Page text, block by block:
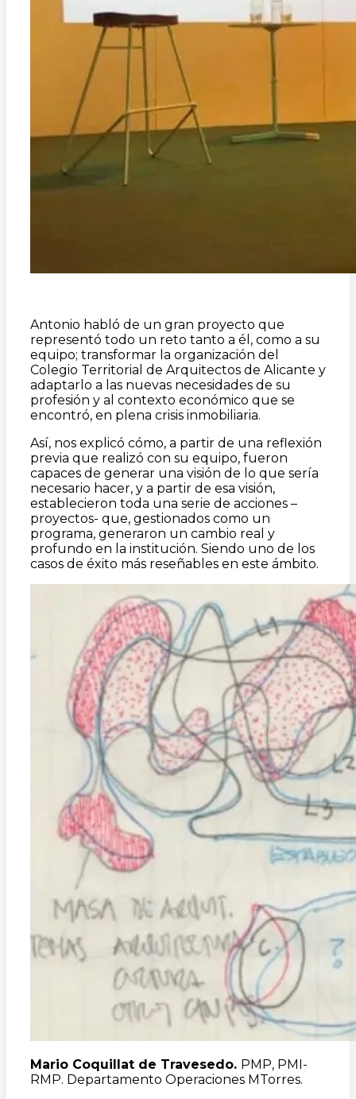
Antonio habló de un gran proyecto que
representó todo un reto tanto a él, como a su
equipo; transformar la organización del
Colegio Territorial de Arquitectos de Alicante y
adaptarlo a las nuevas necesidades de su
profesión y al contexto económico que se
encontró, en plena crisis inmobiliaria.
Así, nos explicó cómo, a partir de una reflexión
previa que realizó con su equipo, fueron
capaces de generar una visión de lo que sería
necesario hacer, y a partir de esa visión,
establecieron toda una serie de acciones –
proyectos- que, gestionados como un
programa, generaron un cambio real y
profundo en la institución. Siendo uno de los
casos de éxito más reseñables en este ámbito.
Mario Coquillat de Travesedo. PMP, PMI-
RMP. Departamento Operaciones MTorres.